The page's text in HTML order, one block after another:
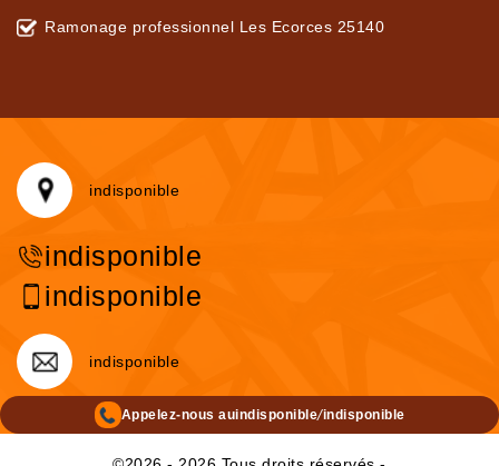
Ramonage professionnel Les Ecorces 25140
indisponible
indisponible
indisponible
indisponible
Appelez-nous auindisponible/indisponible